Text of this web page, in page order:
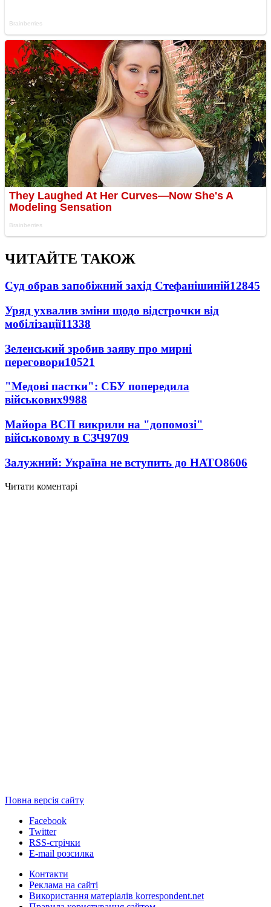
ЧИТАЙТЕ ТАКОЖ
Суд обрав запобіжний захід Стефанішиній12845
Уряд ухвалив зміни щодо відстрочки від
мобілізації11338
Зеленський зробив заяву про мирні
переговори10521
"Медові пастки": СБУ попередила
військових9988
Майора ВСП викрили на "допомозі"
військовому в СЗЧ9709
Залужний: Україна не вступить до НАТО8606
Читати коментарі
Повна версія сайту
Facebook
Twitter
RSS-стрічки
E-mail розсилка
Контакти
Реклама на сайті
Використання матеріалів korrespondent.net